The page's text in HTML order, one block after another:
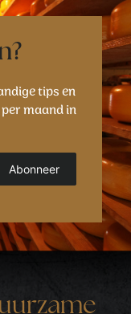
tips en
maand in